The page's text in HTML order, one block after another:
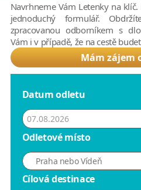
Navrhneme Vám Letenky na
jednoduchý formulář.
zpracovanou odborníkem s
Vám i v případě, že na cestě
Mám zájem
Datum odletu
Odletové místo
Praha nebo Vídeň
Cílová destinace